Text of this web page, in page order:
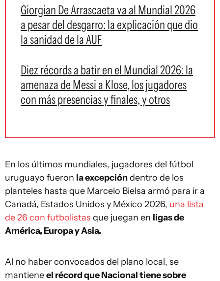
Giorgian De Arrascaeta va al Mundial 2026
a pesar del desgarro: la explicación que dio
la sanidad de la AUF
Diez récords a batir en el Mundial 2026: la
amenaza de Messi a Klose, los jugadores
con más presencias y finales, y otros
En los últimos mundiales, jugadores del fútbol
uruguayo fueron la excepcióndentro de los
planteles hasta que Marcelo Bielsa armó para ir a
Canadá, Estados Unidos y México 2026, una lista
de 26 con futbolistas que juegan en ligas de
América, Europa y Asia.
Al no haber convocados del plano local, se
mantieneel récord que Nacional tiene sobre